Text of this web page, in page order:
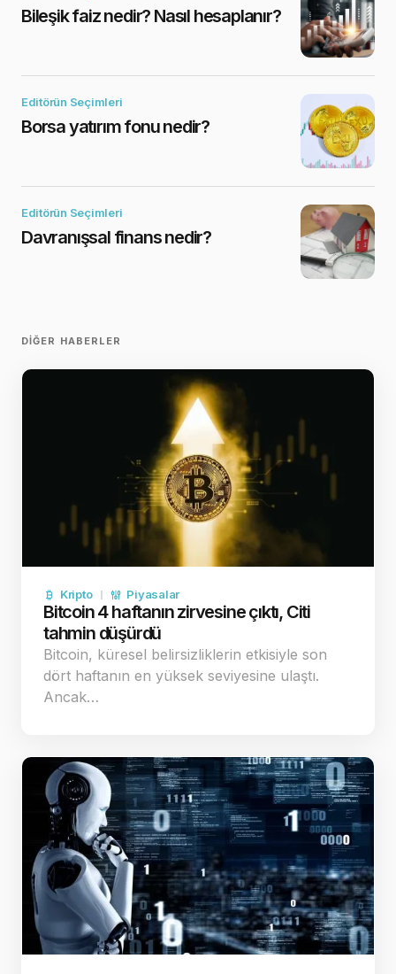
Bileşik faiz nedir? Nasıl hesaplanır?
Editörün Seçimleri
Borsa yatırım fonu nedir?
Editörün Seçimleri
Davranışsal finans nedir?
DIĞER HABERLER
Kripto Piyasalar
Bitcoin 4 haftanın zirvesine çıktı, Citi
tahmin düşürdü
Bitcoin, küresel belirsizliklerin etkisiyle son
dört haftanın en yüksek seviyesine ulaştı.
Ancak…